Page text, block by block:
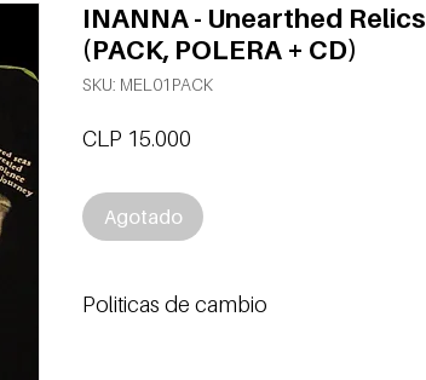
INANNA - Unearthed Relics
(PACK, POLERA + CD)
SKU: MEL01PACK
CLP 15.000
Agotado
Politicas de cambio